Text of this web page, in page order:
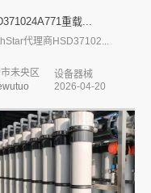
重载...
代理商HSD37102...
未央区
设备器械
2026-04-20